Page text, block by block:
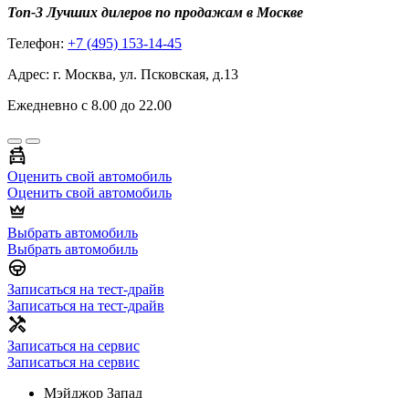
Топ-3 Лучших дилеров по продажам в Москве
Телефон: +7 (495) 153-14-45
Адрес: г. Москва, ул. Псковская, д.13
Ежедневно с 8.00 до 22.00
Оценить свой автомобиль
Оценить свой автомобиль
Выбрать автомобиль
Выбрать автомобиль
Записаться на тест-драйв
Записаться на тест-драйв
Записаться на сервис
Записаться на сервис
Мэйджор Запад